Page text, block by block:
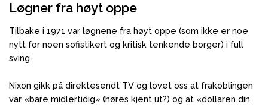
Løgner fra høyt oppe
Tilbake i 1971 var løgnene fra høyt oppe (som ikke er noe
nytt for noen sofistikert og kritisk tenkende borger) i full
sving.
Nixon gikk på direktesendt TV og lovet oss at frakoblingen
var «bare midlertidig» (høres kjent ut?) og at «dollaren din